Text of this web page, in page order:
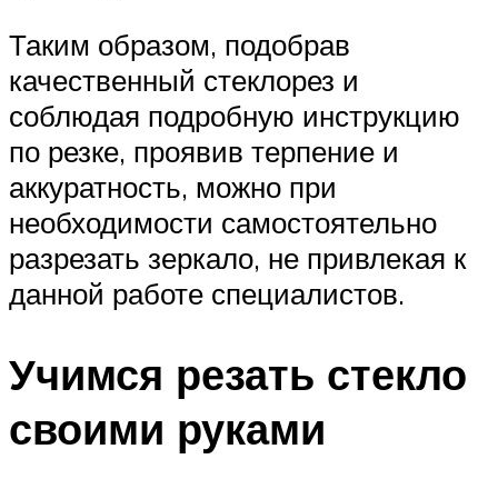
Таким образом, подобрав
качественный стеклорез и
соблюдая подробную инструкцию
по резке, проявив терпение и
аккуратность, можно при
необходимости самостоятельно
разрезать зеркало, не привлекая к
данной работе специалистов.
Учимся резать стекло
своими руками